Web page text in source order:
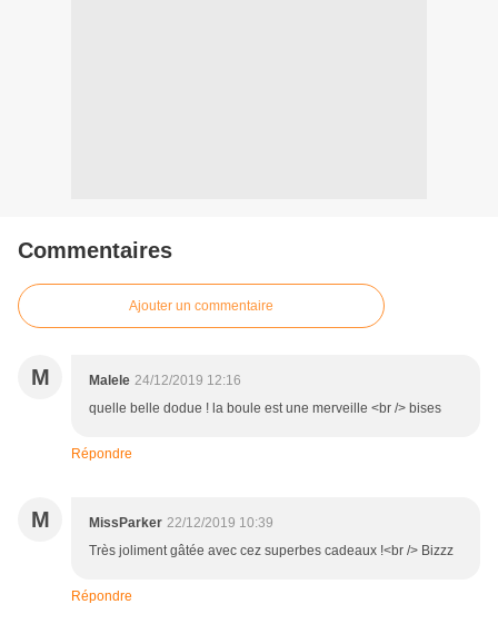
Commentaires
Ajouter un commentaire
M Malele 24/12/2019 12:16
quelle belle dodue ! la boule est une merveille <br /> bises
Répondre
M MissParker 22/12/2019 10:39
Très joliment gâtée avec cez superbes cadeaux !<br /> Bizzz
Répondre